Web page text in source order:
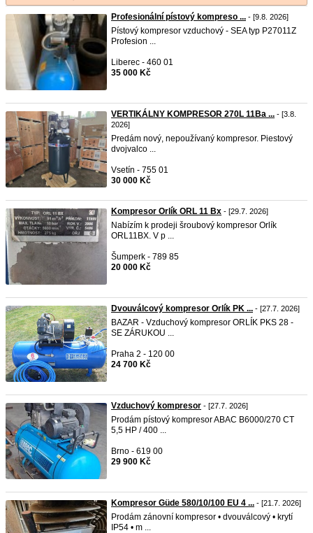
Profesionální pístový kompreso ... - [9.8. 2026]
Pístový kompresor vzduchový - SEA typ P27011Z
Profesion ...
Liberec - 460 01
35 000 Kč
VERTIKÁLNY KOMPRESOR 270L 11Ba ... - [3.8.
2026]
Predám nový, nepoužívaný kompresor. Piestový
dvojvalco ...
Vsetín - 755 01
30 000 Kč
Kompresor Orlík ORL 11 Bx - [29.7. 2026]
Nabízím k prodeji šroubový kompresor Orlík
ORL11BX. V p ...
Šumperk - 789 85
20 000 Kč
Dvouválcový kompresor Orlík PK ... - [27.7. 2026]
BAZAR - Vzduchový kompresor ORLÍK PKS 28 -
SE ZÁRUKOU ...
Praha 2 - 120 00
24 700 Kč
Vzduchový kompresor - [27.7. 2026]
Prodám pístový kompresor ABAC B6000/270 CT
5,5 HP / 400 ...
Brno - 619 00
29 900 Kč
Kompresor Güde 580/10/100 EU 4 ... - [21.7. 2026]
Prodám zánovní kompresor • dvouválcový • krytí
IP54 • m ...